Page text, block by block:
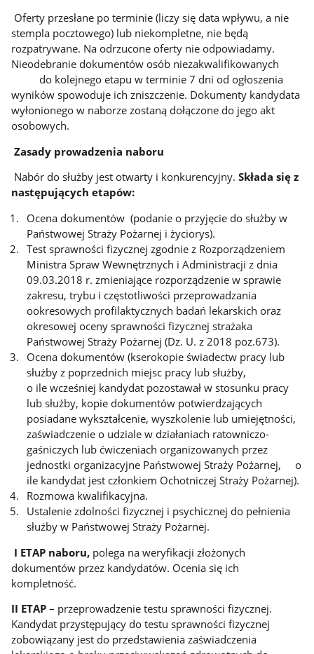
Oferty przesłane po terminie (liczy się data wpływu, a nie
stempla pocztowego) lub niekompletne, nie będą
rozpatrywane. Na odrzucone oferty nie odpowiadamy.
Nieodebranie dokumentów osób niezakwalifikowanych
do kolejnego etapu w terminie 7 dni od ogłoszenia
wyników spowoduje ich zniszczenie. Dokumenty kandydata
wyłonionego w naborze zostaną dołączone do jego akt
osobowych.
Zasady prowadzenia naboru
Nabór do służby jest otwarty i konkurencyjny.Składa się z
następujących etapów:
Ocena dokumentów (podanie o przyjęcie do służby w
Państwowej Straży Pożarnej i życiorys).
Test sprawności fizycznej zgodnie z Rozporządzeniem
Ministra Spraw Wewnętrznych i Administracji z dnia
09.03.2018 r. zmieniające rozporządzenie w sprawie
zakresu, trybu i częstotliwości przeprowadzania
ookresowych profilaktycznych badań lekarskich oraz
okresowej oceny sprawności fizycznej strażaka
Państwowej Straży Pożarnej (Dz. U. z 2018 poz.673).
Ocena dokumentów (kserokopie świadectw pracy lub
służby z poprzednich miejsc pracy lub służby,
o ile wcześniej kandydat pozostawał w stosunku pracy
lub służby, kopie dokumentów potwierdzających
posiadane wykształcenie, wyszkolenie lub umiejętności,
zaświadczenie o udziale w działaniach ratowniczo-
gaśniczych lub ćwiczeniach organizowanych przez
jednostki organizacyjne Państwowej Straży Pożarnej, o
ile kandydat jest członkiem Ochotniczej Straży Pożarnej).
Rozmowa kwalifikacyjna.
Ustalenie zdolności fizycznej i psychicznej do pełnienia
służby w Państwowej Straży Pożarnej.
I ETAP naboru, polega na weryfikacji złożonych
dokumentów przez kandydatów. Ocenia się ich
kompletność.
II ETAP – przeprowadzenie testu sprawności fizycznej.
Kandydat przystępujący do testu sprawności fizycznej
zobowiązany jest do przedstawienia zaświadczenia